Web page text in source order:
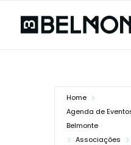
Home
Agenda de
Belmonte
Associações